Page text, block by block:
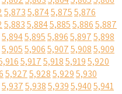
5,8735,8745,8755,876
5,8835,8845,8855,8865,887
5,8945,8955,8965,8975,898
5,9055,9065,9075,9085,909
5,9175,9185,9195,920
5,9275,9285,9295,930
5,9375,9385,9395,9405,941